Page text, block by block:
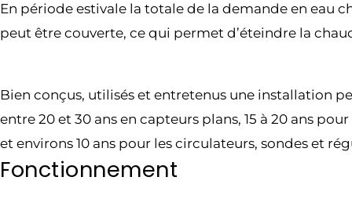
En période estivale la totale de la demande en eau
peut être couverte, ce qui permet d’éteindre la
Bien conçus, utilisés et entretenus une installation
entre 20 et 30 ans en capteurs plans, 15 à 20 ans
et environs 10 ans pour les circulateurs, sondes et
Fonctionnement